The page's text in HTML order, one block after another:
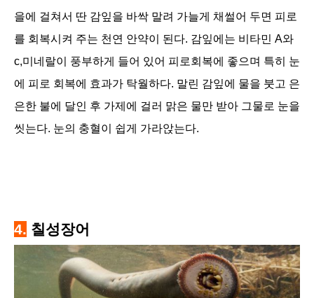
을에 걸쳐서 딴 감잎을 바싹 말려 가늘게 채썰어 두면 피로
를 회복시켜 주는 천연 안약이 된다. 감잎에는 비타민 A와
c,미네랄이 풍부하게 들어 있어 피로회복에 좋으며 특히 눈
에 피로 회복에 효과가 탁월하다. 말린 감잎에 물을 붓고 은
은한 불에 달인 후 가제에 걸러 맑은 물만 받아 그물로 눈을
씻는다. 눈의 충혈이 쉽게 가라앉는다.
4. 칠성장어